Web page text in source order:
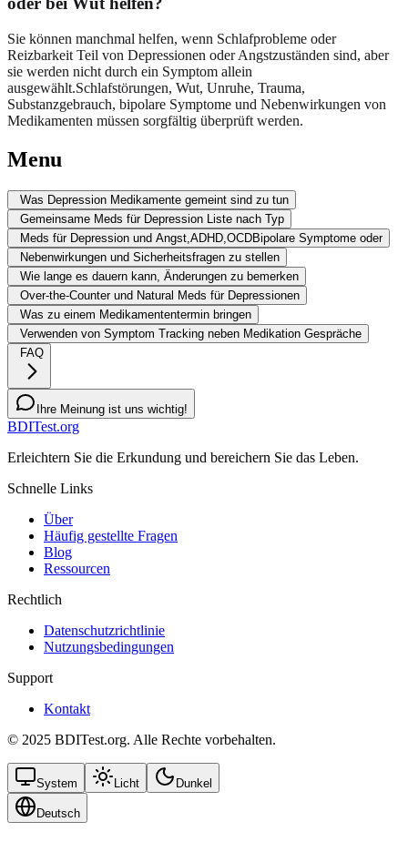
Sie können manchmal helfen, wenn Schlafprobleme oder
Reizbarkeit Teil von Depressionen oder Angstzuständen sind, aber
sie werden nicht durch ein Symptom allein
ausgewählt.Schlafstörungen, Wut, Unruhe, Trauma,
Substanzgebrauch, bipolare Symptome und Nebenwirkungen von
Medikamenten müssen sorgfältig überprüft werden.
Menu
Was Depression Medikamente gemeint sind zu tun
Gemeinsame Meds für Depression Liste nach Typ
Meds für Depression und Angst,ADHD,OCDBipolare Symptome oder
Nebenwirkungen und Sicherheitsfragen zu stellen
Wie lange es dauern kann, Änderungen zu bemerken
Over-the-Counter und Natural Meds für Depressionen
Was zu einem Medikamententermin bringen
Verwenden von Symptom Tracking neben Medikation Gespräche
FAQ
Ihre Meinung ist uns wichtig!
BDITest.org
Erleichtern Sie die Erkundung und bereichern Sie das Leben.
Schnelle Links
Über
Häufig gestellte Fragen
Blog
Ressourcen
Rechtlich
Datenschutzrichtlinie
Nutzungsbedingungen
Support
Kontakt
© 2025 BDITest.org. Alle Rechte vorbehalten.
System Licht Dunkel
Deutsch